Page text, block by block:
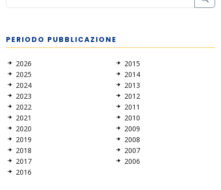
PERIODO PUBBLICAZIONE
2026
2025
2024
2023
2022
2021
2020
2019
2018
2017
2016
2015
2014
2013
2012
2011
2010
2009
2008
2007
2006